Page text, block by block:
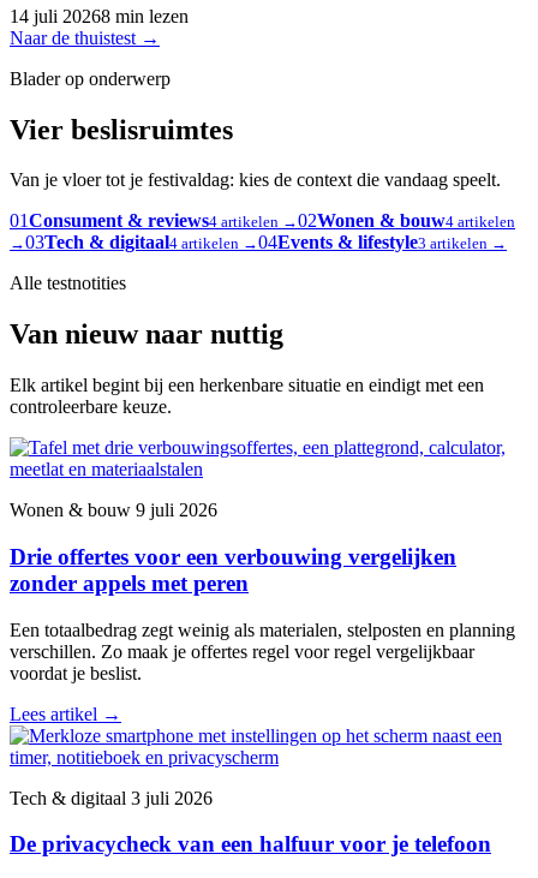
14 juli 20268 min lezen
Naar de thuistest →
Blader op onderwerp
Vier beslisruimtes
Van je vloer tot je festivaldag: kies de context die vandaag speelt.
01Consument & reviews4 artikelen →02Wonen & bouw4 artikelen
→03Tech & digitaal4 artikelen →04Events & lifestyle3 artikelen →
Alle testnotities
Van nieuw naar nuttig
Elk artikel begint bij een herkenbare situatie en eindigt met een
controleerbare keuze.
Wonen & bouw 9 juli 2026
Drie offertes voor een verbouwing vergelijken
zonder appels met peren
Een totaalbedrag zegt weinig als materialen, stelposten en planning
verschillen. Zo maak je offertes regel voor regel vergelijkbaar
voordat je beslist.
Lees artikel →
Tech & digitaal 3 juli 2026
De privacycheck van een halfuur voor je telefoon